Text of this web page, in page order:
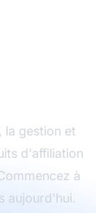
la gestion et
d'affiliation
à
aujourd'hui.